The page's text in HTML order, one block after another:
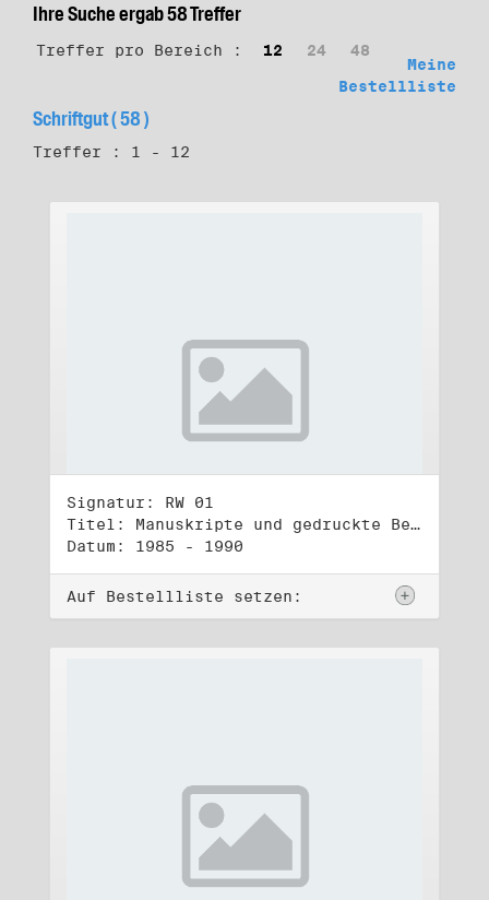
Ihre Suche ergab 58 Treffer
Treffer pro Bereich : 12 24
48
Meine
Bestellliste
Schriftgut ( 58 )
Treffer : 1 - 12
Signatur: RW 01
Titel: Manuskripte und gedruckte Belege (1)
Datum: 1985 - 1990
Auf Bestellliste setzen: